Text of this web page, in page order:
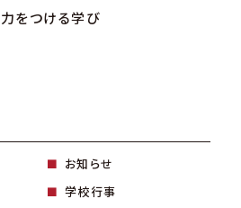
をつける学び
お知らせ
学校行事